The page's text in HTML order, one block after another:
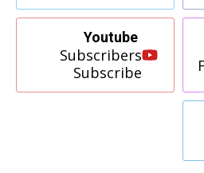
Youtube
Subscribers
Subscribe